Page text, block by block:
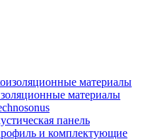
материалы
панель